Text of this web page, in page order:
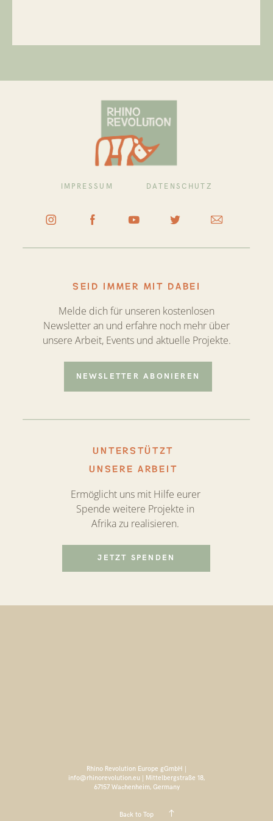
UNTERSTÜTZT
UNSERE ARBEIT
SEID IMMER MIT DABEI
Ermöglicht uns mit Hilfe eurer
Spende weitere Projekte in
Afrika zu realisieren.
Melde dich für unseren kostenlosen
Newsletter an und erfahre noch mehr über
unsere Arbeit, Events und aktuelle Projekte.
IMPRESSUM DATENSCHUTZ
NEWSLETTER ABONIEREN
JETZT SPENDEN
Rhino Revolution Europe gGmbH |
info@rhinorevolution.eu | Mittelbergstraße 18,
67157 Wachenheim, Germany
Back to Top